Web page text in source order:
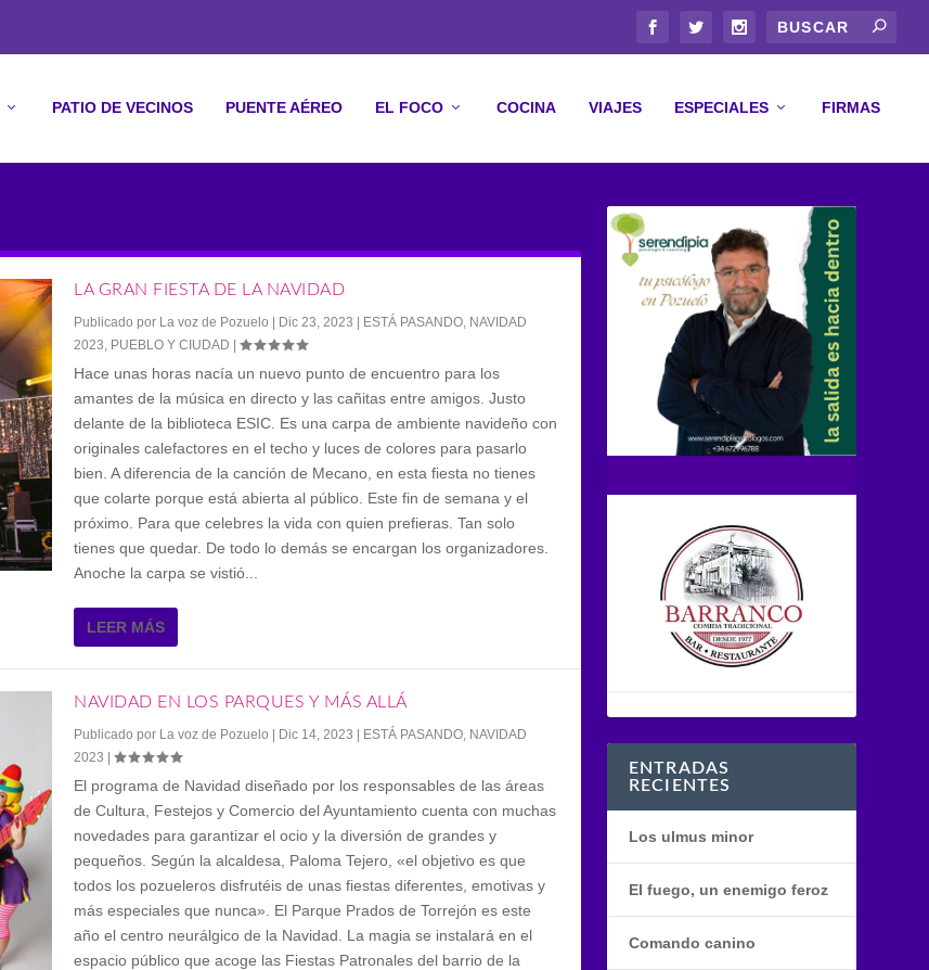
PATIO DE VECINOS PUENTE AÉREO EL FOCO COCINA VIAJES ESPECIALES FIRMAS
LA GRAN FIESTA DE LA NAVIDAD
Publicado por La voz de Pozuelo Dic 23, 2023 ESTÁ PASANDO, NAVIDAD
2023, PUEBLO Y CIUDAD |
Hace unas horas nacía un nuevo punto de encuentro para los
amantes de la música en directo y las cañitas entre amigos. Justo
delante de la biblioteca ESIC. Es una carpa de ambiente navideño con
originales calefactores en el techo y luces de colores para pasarlo
bien. A diferencia de la canción de Mecano, en esta fiesta no tienes
que colarte porque está abierta al público. Este fin de semana y el
próximo. Para que celebres la vida con quien prefieras. Tan solo
tienes que quedar. De todo lo demás se encargan los organizadores.
Anoche la carpa se vistió...
LEER MÁS
NAVIDAD EN LOS PARQUES Y MÁS ALLÁ
Publicado por La voz de Pozuelo Dic 14, 2023 ESTÁ PASANDO, NAVIDAD
2023 |
El programa de Navidad diseñado por los responsables de las áreas
de Cultura, Festejos y Comercio del Ayuntamiento cuenta con muchas
novedades para garantizar el ocio y la diversión de grandes y
pequeños. Según la alcaldesa, Paloma Tejero, «el objetivo es que
todos los pozueleros disfrutéis de unas fiestas diferentes, emotivas y
más especiales que nunca». El Parque Prados de Torrejón es este
año el centro neurálgico de la Navidad. La magia se instalará en el
espacio público que acoge las Fiestas Patronales del barrio de la
ENTRADAS
RECIENTES
Los ulmus minor
El fuego, un enemigo feroz
Comando canino